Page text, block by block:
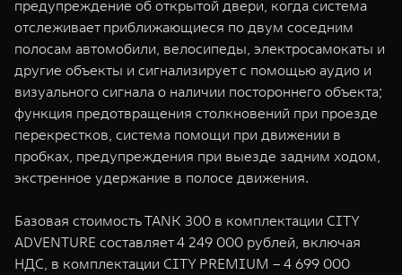
предупреждение об открытой двери, когда система
отслеживает приближающиеся по двум соседним
полосам автомобили, велосипеды, электросамокаты и
другие объекты и сигнализирует с помощью аудио и
визуального сигнала о наличии постороннего объекта;
функция предотвращения столкновений при проезде
перекрестков, система помощи при движении в
пробках, предупреждения при выезде задним ходом,
экстренное удержание в полосе движения.
Базовая стоимость TANK 300 в комплектации CITY
ADVENTURE составляет 4 249 000 рублей, включая
НДС, в комплектации CITY PREMIUM – 4 699 000